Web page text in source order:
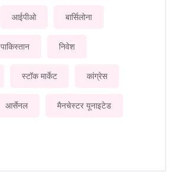
आईपीओ बार्सिलोना
पाकिस्तान निवेश
स्टॉक मार्केट कांग्रेस
आर्सेनल मैनचेस्टर यूनाइटेड